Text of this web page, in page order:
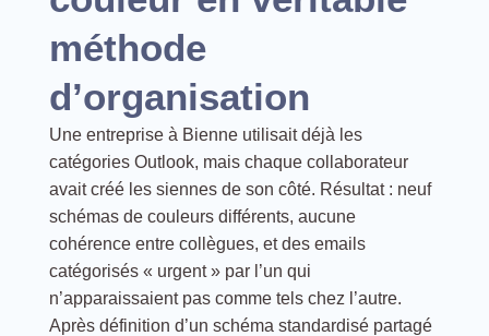
méthode
d’organisation
Une entreprise à Bienne utilisait déjà les
catégories Outlook, mais chaque collaborateur
avait créé les siennes de son côté. Résultat : neuf
schémas de couleurs différents, aucune
cohérence entre collègues, et des emails
catégorisés « urgent » par l’un qui
n’apparaissaient pas comme tels chez l’autre.
Après définition d’un schéma standardisé partagé